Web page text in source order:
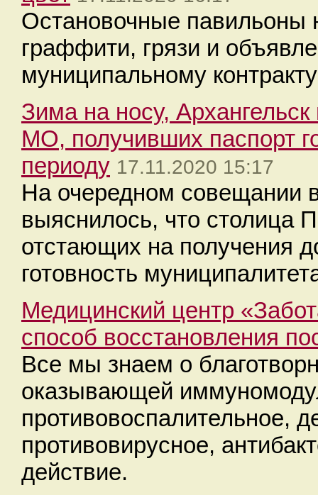
Остановочные павильоны
граффити, грязи и
муниципальному
Зима на носу, Архангельск
МО, получивших паспорт
периоду 17.11.2020 15:17
На очередном совещании
выяснилось, что столица
отстающих на получения
готовность
Медицинский центр
способ восстановления
Все мы знаем о
оказывающей
противовоспалительное,
противовирусное,
действие.